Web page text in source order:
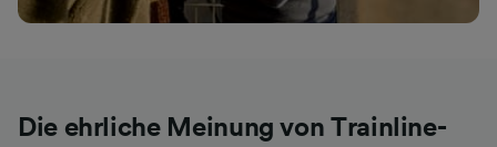
Die ehrliche Meinung von Trainline-